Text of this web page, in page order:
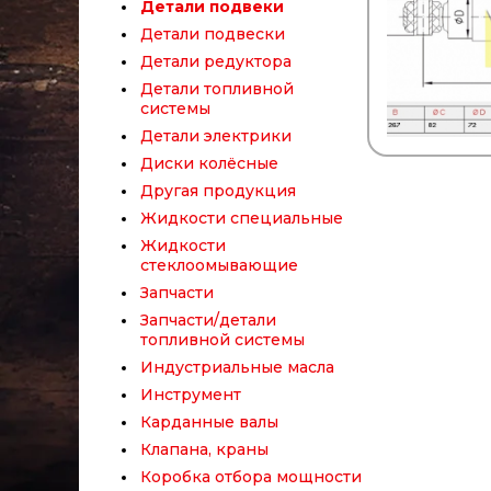
Детали подвеки
Детали подвески
Детали редуктора
Детали топливной
системы
Детали электрики
Диски колёсные
Другая продукция
Жидкости специальные
Жидкости
стеклоомывающие
Запчасти
Запчасти/детали
топливной системы
Индустриальные масла
Инструмент
Карданные валы
Клапана, краны
Коробка отбора мощности